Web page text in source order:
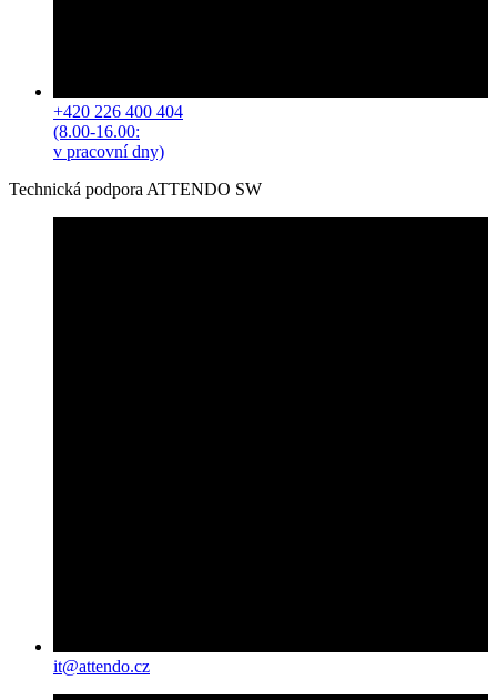
+420 226 400 404
(8.00-16.00:
v pracovní dny)
Technická podpora ATTENDO SW
it@attendo.cz